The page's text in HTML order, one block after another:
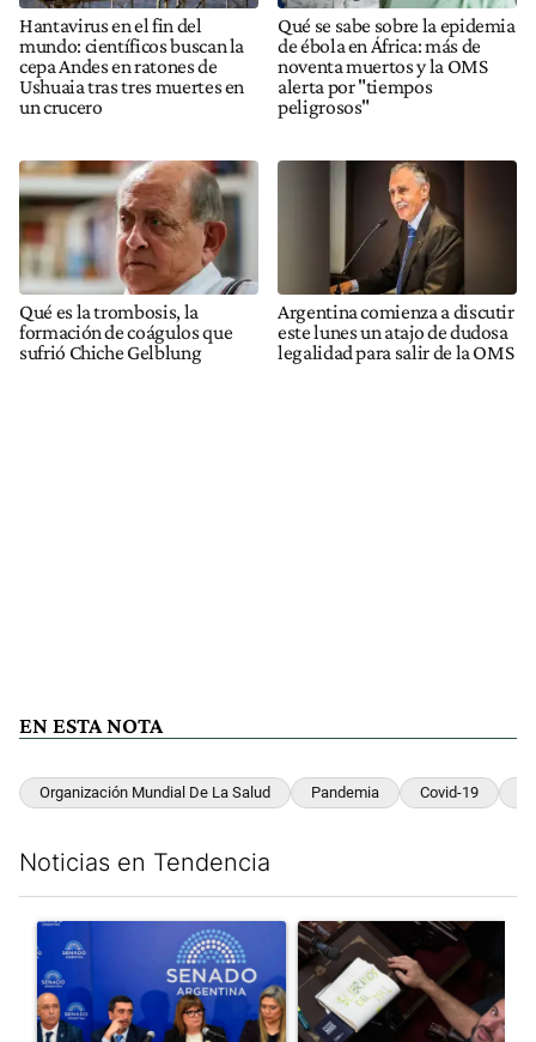
Hantavirus en el fin del
mundo: científicos buscan la
cepa Andes en ratones de
Ushuaia tras tres muertes en
un crucero
Qué se sabe sobre la epidemia
de ébola en África: más de
noventa muertos y la OMS
alerta por "tiempos
peligrosos"
Qué es la trombosis, la
formación de coágulos que
sufrió Chiche Gelblung
Argentina comienza a discutir
este lunes un atajo de dudosa
legalidad para salir de la OMS
EN ESTA NOTA
Organización Mundial De La Salud Pandemia Covid-19
Noticias en Tendencia
Un artículo de tendencia con el título "Ley de Tierras: ante el
Un artículo de tendencia con